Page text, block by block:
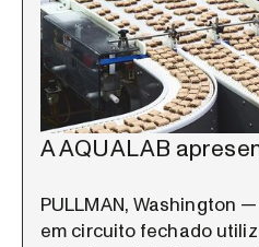
A AQUALAB
PULLMAN, Washington
em circuito fechado